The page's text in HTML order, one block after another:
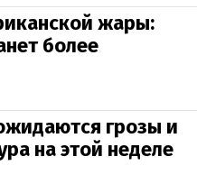
жары:
более
грозы и
на этой неделе